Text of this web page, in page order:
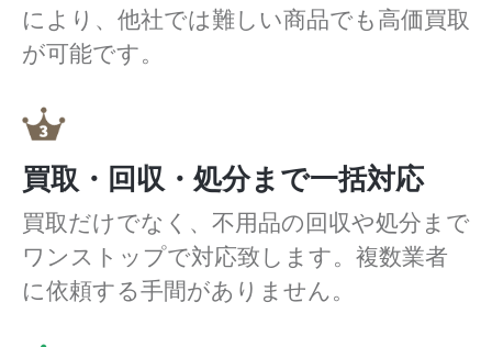
により、他社では難しい商品でも高価買取
が可能です。
買取・回収・処分まで一括対応
買取だけでなく、不用品の回収や処分まで
ワンストップで対応致します。複数業者
に依頼する手間がありません。